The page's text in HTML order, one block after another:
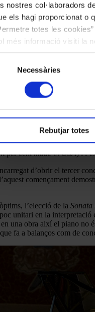
nostres col·laboradors
els hagi proporcionat o
totes les
més informació visiti la
cookies en qualsevol
Necessàries
Rebutjar totes
pel Duo Vallés
de virtuosisme, molt
William Albright: un lament
de l’obra, els intèrprets
la amb una obra que va
per centmade in USA) i
d’obrir el tercer
començament
l’elecció de la
unitari en la
una obra així el piano
fa a balanços com de